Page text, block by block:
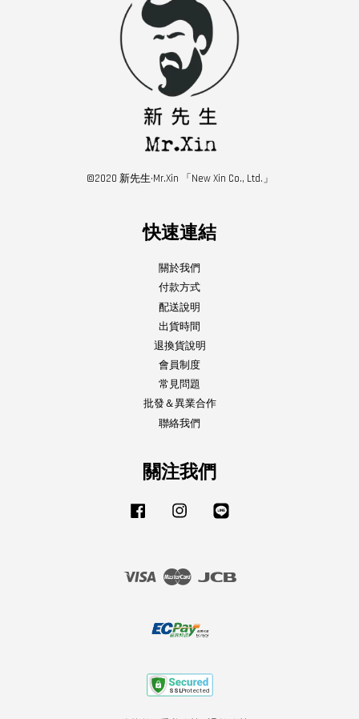
©2020 新先生·Mr.Xin 「New Xin Co., Ltd.」
快速連結
關於我們
付款方式
配送說明
出貨時間
退換貨說明
會員制度
常見問題
批發＆異業合作
聯絡我們
關注我們
Facebook Instagram
Visa Master